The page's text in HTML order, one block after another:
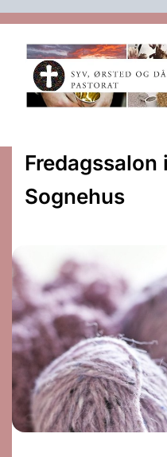
Fredagssalon
Sognehus